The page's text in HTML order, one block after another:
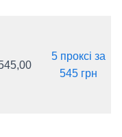
5 проксі за
545 грн